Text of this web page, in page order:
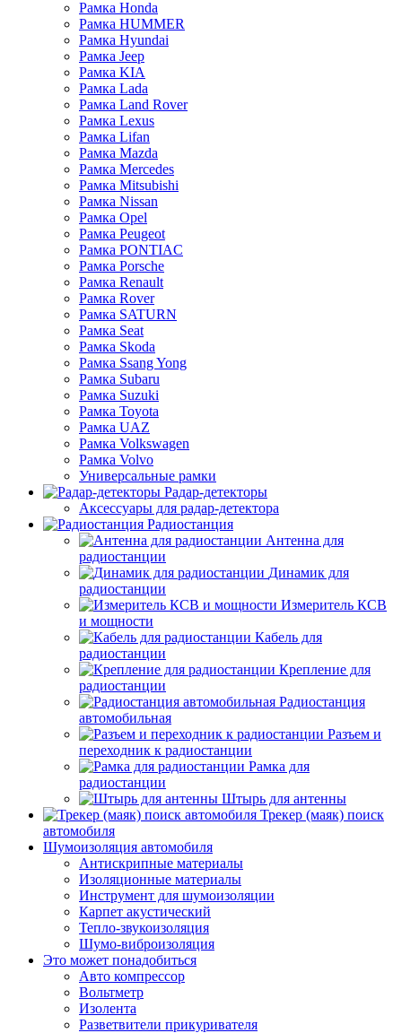
Рамка Honda
Рамка HUMMER
Рамка Hyundai
Рамка Jeep
Рамка KIA
Рамка Lada
Рамка Land Rover
Рамка Lexus
Рамка Lifan
Рамка Mazda
Рамка Mercedes
Рамка Mitsubishi
Рамка Nissan
Рамка Opel
Рамка Peugeot
Рамка PONTIAC
Рамка Porsche
Рамка Renault
Рамка Rover
Рамка SATURN
Рамка Seat
Рамка Skoda
Рамка Ssang Yong
Рамка Subaru
Рамка Suzuki
Рамка Toyota
Рамка UAZ
Рамка Volkswagen
Рамка Volvo
Универсальные рамки
Радар-детекторы
Аксессуары для радар-детектора
Радиостанция
Антенна для
радиостанции
Динамик для
радиостанции
Измеритель КСВ
и мощности
Кабель для
радиостанции
Крепление для
радиостанции
Радиостанция
автомобильная
Разъем и
переходник к радиостанции
Рамка для
радиостанции
Штырь для антенны
Трекер (маяк) поиск
автомобиля
Шумоизоляция автомобиля
Антискрипные материалы
Изоляционные материалы
Инструмент для шумоизоляции
Карпет акустический
Тепло-звукоизоляция
Шумо-виброизоляция
Это может понадобиться
Авто компрессор
Вольтметр
Изолента
Разветвители прикуривателя